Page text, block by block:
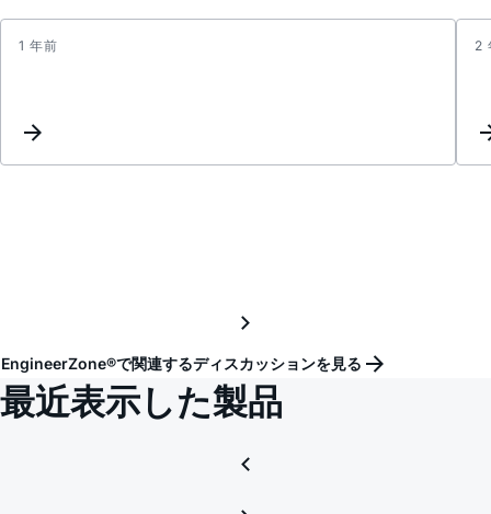
1 年前 2
EngineerZone®で関連するディスカッションを見る
最近表示した製品